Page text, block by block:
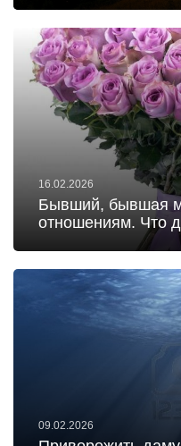
16.02.2026
Бывший, бывшая
отношениям. Что
09.02.2026